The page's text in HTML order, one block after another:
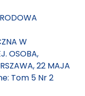
W
OSOBA,
22 MAJA
Tom 5 Nr 2